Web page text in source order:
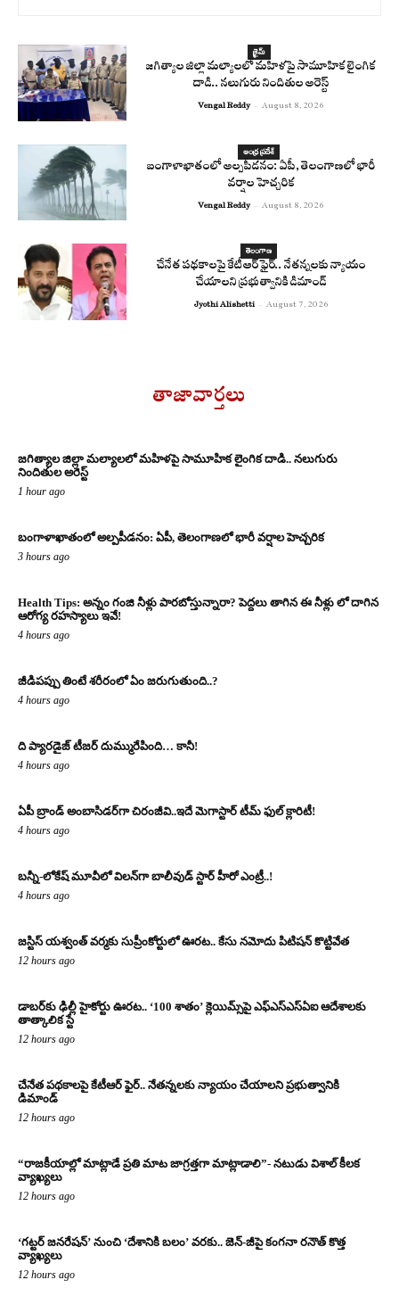
క్రైమ్
జగిత్యాల జిల్లా మల్యాలలో మహిళపై సామూహిక లైంగిక
దాడి.. నలుగురు నిందితుల అరెస్ట్
Vengal Reddy - August 8, 2026
ఆంధ్ర ప్రదేశ్
బంగాళాఖాతంలో అల్పపీడనం: ఏపీ, తెలంగాణలో భారీ
వర్షాల హెచ్చరిక
Vengal Reddy - August 8, 2026
తెలంగాణ
చేనేత పథకాలపై కేటీఆర్ ఫైర్.. నేతన్నలకు న్యాయం
చేయాలని ప్రభుత్వానికి డిమాండ్
Jyothi Alishetti - August 7, 2026
తాజావార్తలు
జగిత్యాల జిల్లా మల్యాలలో మహిళపై సామూహిక లైంగిక దాడి.. నలుగురు
నిందితుల అరెస్ట్
1 hour ago
బంగాళాఖాతంలో అల్పపీడనం: ఏపీ, తెలంగాణలో భారీ వర్షాల హెచ్చరిక
3 hours ago
Health Tips: అన్నం గంజి నీళ్లు పారబోస్తున్నారా? పెద్దలు తాగిన ఈ నీళ్లు లో దాగిన
ఆరోగ్య రహస్యాలు ఇవే!
4 hours ago
జీడిపప్పు తింటే శరీరంలో ఏం జరుగుతుంది..?
4 hours ago
ది ప్యారడైజ్ టీజర్ దుమ్మురేపింది… కానీ!
4 hours ago
ఏపీ బ్రాండ్ అంబాసిడర్‌గా చిరంజీవి..ఇదే మెగాస్టార్ టీమ్ ఫుల్ క్లారిటీ!
4 hours ago
బన్నీ-లోకేష్ మూవీలో విలన్‌గా బాలీవుడ్ స్టార్ హీరో ఎంట్రీ..!
4 hours ago
జస్టిస్ యశ్వంత్ వర్మకు సుప్రీంకోర్టులో ఊరట.. కేసు నమోదు పిటిషన్ కొట్టివేత
12 hours ago
డాబర్‌కు ఢిల్లీ హైకోర్టు ఊరట.. ‘100 శాతం’ క్లెయిమ్స్‌పై ఎఫ్‌ఎస్‌ఎస్‌ఏఐ ఆదేశాలకు
తాత్కాలిక స్టే
12 hours ago
చేనేత పథకాలపై కేటీఆర్ ఫైర్.. నేతన్నలకు న్యాయం చేయాలని ప్రభుత్వానికి
డిమాండ్
12 hours ago
“రాజకీయాల్లో మాట్లాడే ప్రతి మాట జాగ్రత్తగా మాట్లాడాలి”- నటుడు విశాల్ కీలక
వ్యాఖ్యలు
12 hours ago
‘గట్టర్ జనరేషన్’ నుంచి ‘దేశానికి బలం’ వరకు.. జెన్-జీపై కంగనా రనౌత్ కొత్త
వ్యాఖ్యలు
12 hours ago